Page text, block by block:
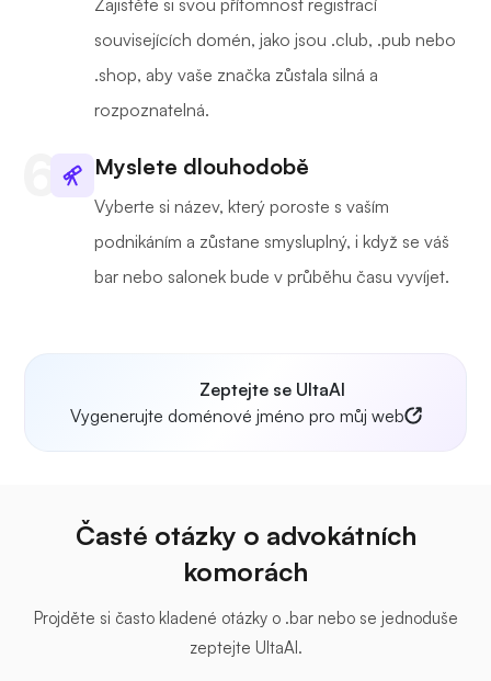
Zajistěte si svou přítomnost registrací
souvisejících domén, jako jsou .club, .pub nebo
.shop, aby vaše značka zůstala silná a
rozpoznatelná.
Myslete dlouhodobě
Vyberte si název, který poroste s vaším
podnikáním a zůstane smysluplný, i když se váš
bar nebo salonek bude v průběhu času vyvíjet.
Zeptejte se UltaAI
Vygenerujte doménové jméno pro můj web
Časté otázky o advokátních
komorách
Projděte si často kladené otázky o .bar nebo se jednoduše
zeptejte UltaAI.